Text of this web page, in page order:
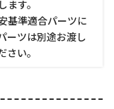
す。
基準適合パーツに
ーツは別途お渡し
い。